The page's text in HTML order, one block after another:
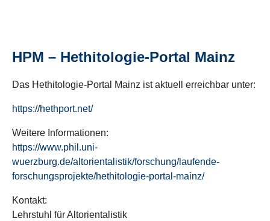
HPM – Hethitologie-Portal Mainz
Das Hethitologie-Portal Mainz ist aktuell erreichbar unter:
https://hethport.net/
Weitere Informationen:
https://www.phil.uni-
wuerzburg.de/altorientalistik/forschung/laufende-
forschungsprojekte/hethitologie-portal-mainz/
Kontakt:
Lehrstuhl für Altorientalistik